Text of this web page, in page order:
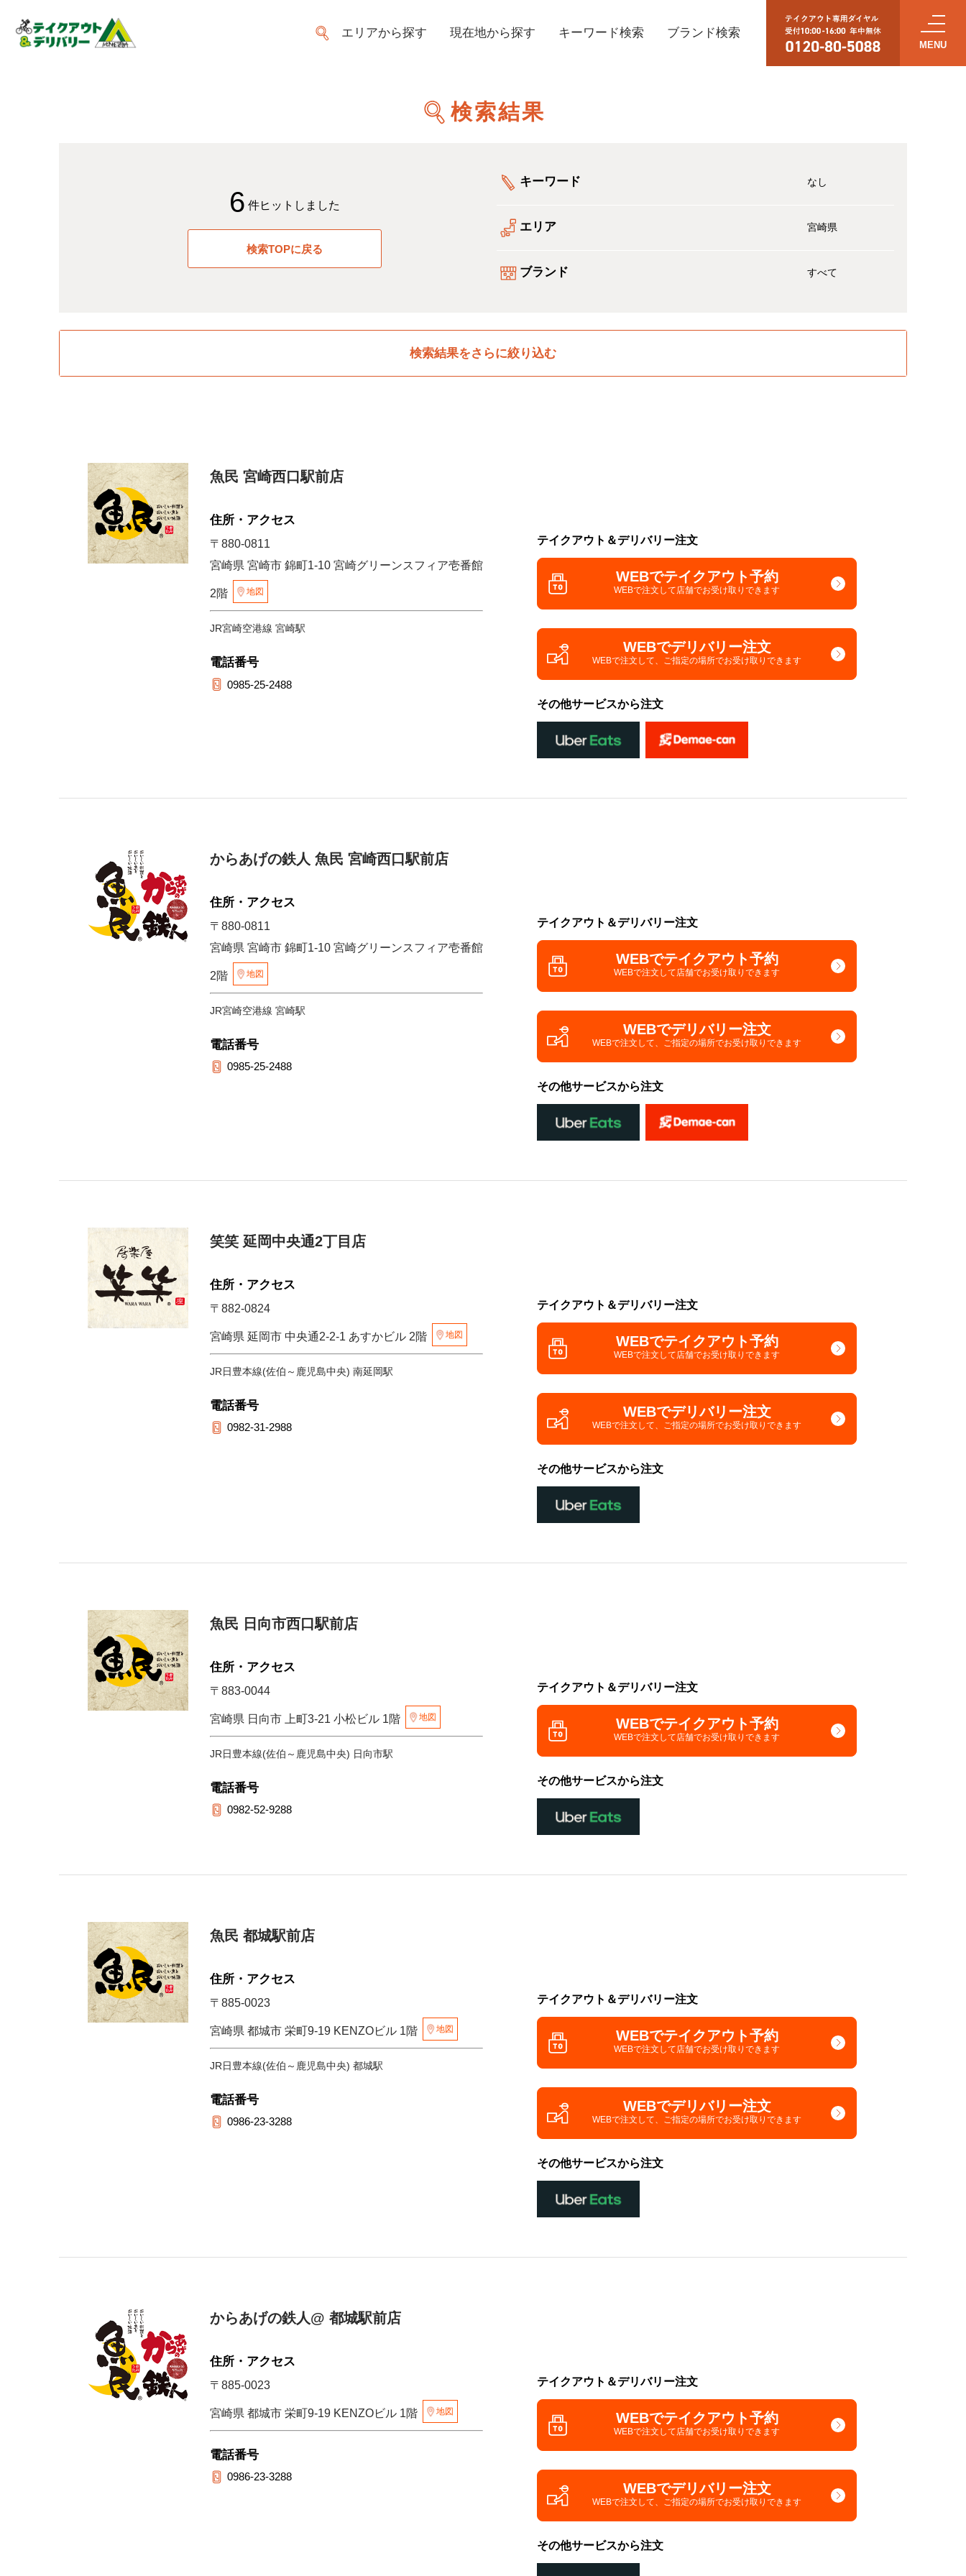
エリアから探す 現在地から探す キーワード検索 ブランド検索
検索結果
6 件ヒットしました
検索TOPに戻る
キーワード なし
エリア 宮崎県
ブランド すべて
検索結果をさらに絞り込む
魚民 宮崎西口駅前店
住所・アクセス
〒880-0811
宮崎県 宮崎市 錦町1-10 宮崎グリーンスフィア壱番館
2階 地図
JR宮崎空港線 宮崎駅
電話番号
0985-25-2488
テイクアウト＆デリバリー注文
WEBでテイクアウト予約
WEBで注文して店舗でお受け取りできます
WEBでデリバリー注文
WEBで注文して、 ご指定の場所でお受け取りできます
その他サービスから注文
からあげの鉄人 魚民 宮崎西口駅前店
住所・アクセス
〒880-0811
宮崎県 宮崎市 錦町1-10 宮崎グリーンスフィア壱番館
2階 地図
JR宮崎空港線 宮崎駅
電話番号
0985-25-2488
テイクアウト＆デリバリー注文
WEBでテイクアウト予約
WEBで注文して店舗でお受け取りできます
WEBでデリバリー注文
WEBで注文して、 ご指定の場所でお受け取りできます
その他サービスから注文
笑笑 延岡中央通2丁目店
住所・アクセス
〒882-0824
宮崎県 延岡市 中央通2-2-1 あすかビル 2階 地図
JR日豊本線(佐伯～鹿児島中央) 南延岡駅
電話番号
0982-31-2988
テイクアウト＆デリバリー注文
WEBでテイクアウト予約
WEBで注文して店舗でお受け取りできます
WEBでデリバリー注文
WEBで注文して、 ご指定の場所でお受け取りできます
その他サービスから注文
魚民 日向市西口駅前店
住所・アクセス
〒883-0044
宮崎県 日向市 上町3-21 小松ビル 1階 地図
JR日豊本線(佐伯～鹿児島中央) 日向市駅
電話番号
0982-52-9288
テイクアウト＆デリバリー注文
WEBでテイクアウト予約
WEBで注文して 店舗でお受け取りできます
その他サービスから注文
魚民 都城駅前店
住所・アクセス
〒885-0023
宮崎県 都城市 栄町9-19 KENZOビル 1階 地図
JR日豊本線(佐伯～鹿児島中央) 都城駅
電話番号
0986-23-3288
テイクアウト＆デリバリー注文
WEBでテイクアウト予約
WEBで注文して 店舗でお受け取りできます
WEBでデリバリー注文
WEBで注文して、 ご指定の場所でお受け取りできます
その他サービスから注文
からあげの鉄人@ 都城駅前店
住所・アクセス
〒885-0023
宮崎県 都城市 栄町9-19 KENZOビル 1階 地図
電話番号
0986-23-3288
テイクアウト＆デリバリー注文
WEBでテイクアウト予約
WEBで注文して 店舗でお受け取りできます
WEBでデリバリー注文
WEBで注文して、 ご指定の場所でお受け取りできます
その他サービスから注文